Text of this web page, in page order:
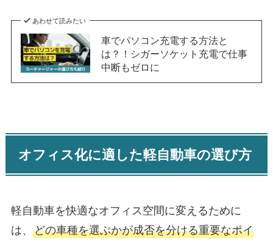
あわせて読みたい
車でパソコン充電する方法と
は？！シガーソケット充電で仕事
中断もゼロに
オフィス化に適した軽自動車の選び方
軽自動車を快適なオフィス空間に変えるために
は、 どの車種を選ぶかが成否を分ける重要なポイ